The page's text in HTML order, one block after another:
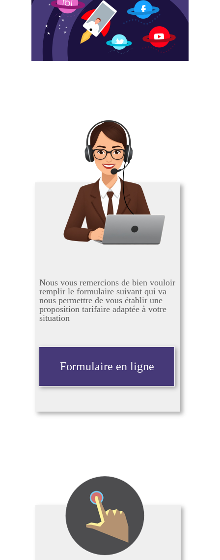
Nous vous remercions de bien vouloir
remplir le formulaire suivant qui va
nous permettre de vous établir une
proposition tarifaire adaptée à votre
situation
Formulaire en ligne